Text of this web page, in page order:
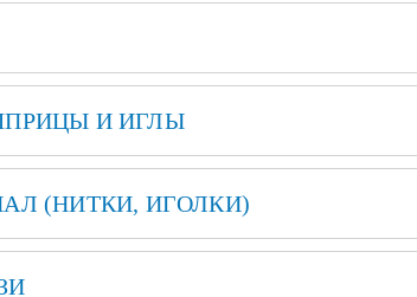
И ИГЛЫ
(НИТКИ, ИГОЛКИ)